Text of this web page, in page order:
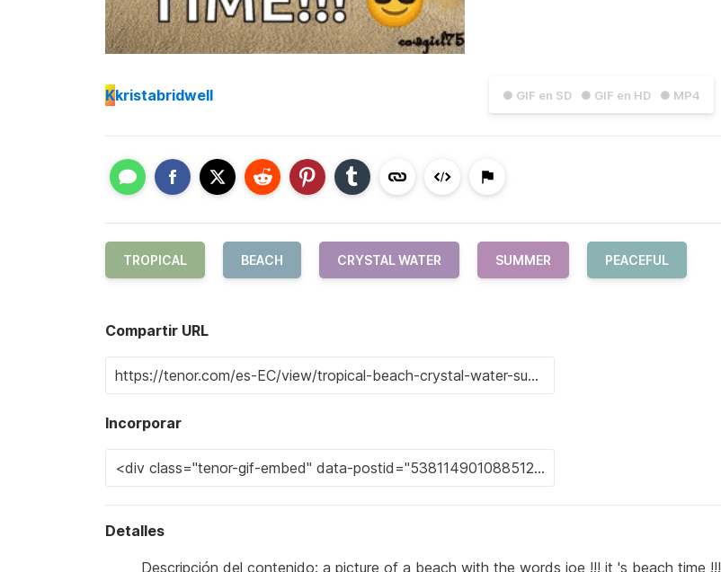
● GIF en SD ● GIF en HD ● MP4
Kkristabridwell
TROPICAL BEACH CRYSTAL WATER SUMMER PEACEFUL
Compartir URL
Incorporar
Detalles
Descripción del contenido: a picture of a beach with the words joe !!! it 's beach time !!!